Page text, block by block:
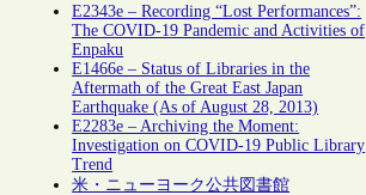
E2343e – Recording “Lost Performances”:
The COVID-19 Pandemic and Activities of
Enpaku
E1466e – Status of Libraries in the
Aftermath of the Great East Japan
Earthquake (As of August 28, 2013)
E2283e – Archiving the Moment:
Investigation on COVID-19 Public Library
Trend
米・ニューヨーク公共図書館